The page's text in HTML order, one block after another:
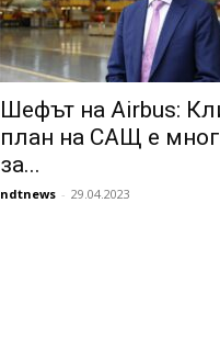
Шефът на Airbus:
план на САЩ е
за...
ndtnews - 29.04.2023